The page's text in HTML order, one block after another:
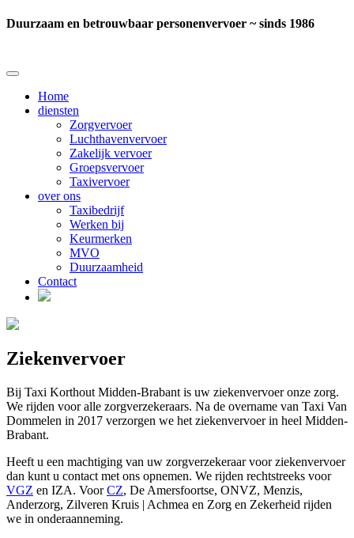
Duurzaam en betrouwbaar personenvervoer ~ sinds 1986
Home
diensten
Zorgvervoer
Luchthavenvervoer
Zakelijk vervoer
Groepsvervoer
Taxivervoer
over ons
Taxibedrijf
Werken bij
Keurmerken
MVO
Duurzaamheid
Contact
Ziekenvervoer
Bij Taxi Korthout Midden-Brabant is uw ziekenvervoer onze zorg.
We rijden voor alle zorgverzekeraars. Na de overname van Taxi Van
Dommelen in 2017 verzorgen we het ziekenvervoer in heel Midden-
Brabant.
Heeft u een machtiging van uw zorgverzekeraar voor ziekenvervoer
dan kunt u contact met ons opnemen. We rijden rechtstreeks voor
VGZ en IZA. VoorCZ, De Amersfoortse, ONVZ, Menzis,
Anderzorg, Zilveren Kruis | Achmea en Zorg en Zekerheid rijden
we in onderaanneming.